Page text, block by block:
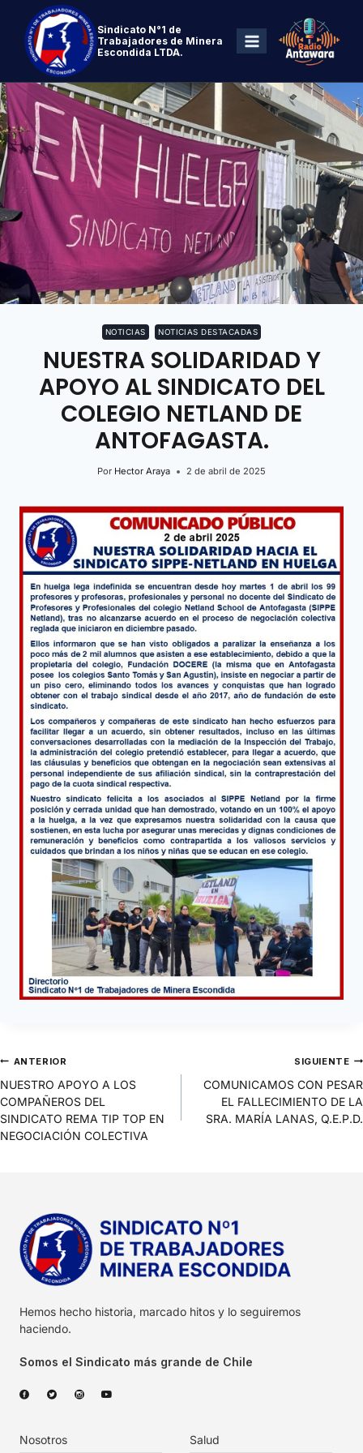
Sindicato N°1 de
Trabajadores de Minera
Escondida LTDA.
NOTICIAS NOTICIAS DESTACADAS
NUESTRA SOLIDARIDAD Y
APOYO AL SINDICATO DEL
COLEGIO NETLAND DE
ANTOFAGASTA.
Por Hector Araya 2 de abril de 2025
ANTERIOR
NUESTRO APOYO A LOS
COMPAÑEROS DEL
SINDICATO REMA TIP TOP EN
NEGOCIACIÓN COLECTIVA
SIGUIENTE
COMUNICAMOS CON PESAR
EL FALLECIMIENTO DE LA
SRA. MARÍA LANAS, Q.E.P.D.
Hemos hecho historia, marcado hitos y lo seguiremos
haciendo.
Somos el Sindicato más grande de Chile
Nosotros Salud